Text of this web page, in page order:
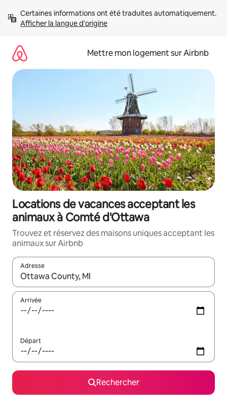
directement
Afficher la langue d'origine
Mettre mon logement sur Airbnb
Locations de vacances acceptant les
animaux à Comté d'Ottawa
Trouvez et réservez des maisons uniques acceptant les
animaux sur Airbnb
Adresse
Lorsque les résultats s'affichent, utilisez les flèches vers le
Arrivée
Départ
Rechercher